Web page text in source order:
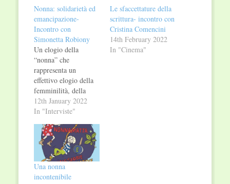
Nonna: solidarietà ed
emancipazione-
Incontro con
Simonetta Robiony
Un elogio della
“nonna” che
rappresenta un
effettivo elogio della
femminilità, della
forza e della dignità di
ogni donna. Un
soprattutto per il
nostro mondo in cui
abbiamo conquistato
tante libertà e la
nostra vita
12th January 2022
In "Interviste"
Le sfaccettature della
scrittura- incontro con
Cristina Comencini
14th February 2022
In "Cinema"
Una nonna
incontenibile